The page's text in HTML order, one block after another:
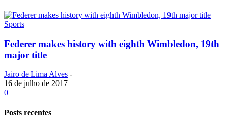
Sports
Federer makes history with eighth Wimbledon, 19th
major title
Jairo de Lima Alves -
16 de julho de 2017
0
Posts recentes